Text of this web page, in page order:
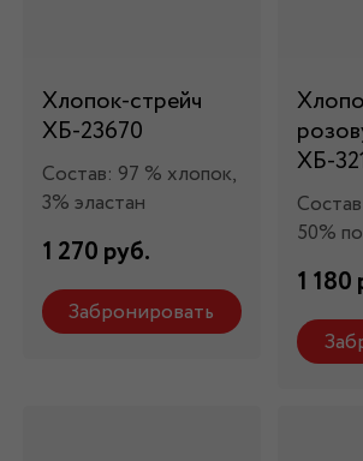
Хлопок-стрейч
ХБ-23670
Состав: 97 % хлопок,
3% эластан
1 270 руб.
Забронировать
ХБ-
50%
1 180